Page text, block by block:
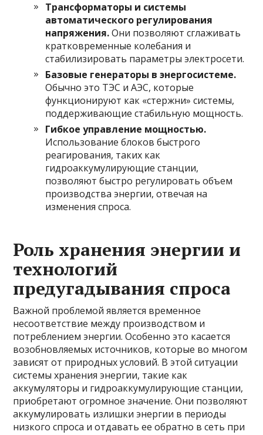
Трансформаторы и системы
автоматического регулирования
напряжения.Они позволяют сглаживать
кратковременные колебания и
стабилизировать параметры электросети.
Базовые генераторы в энергосистеме.
Обычно это ТЭС и АЭС, которые
функционируют как «стержни» системы,
поддерживающие стабильную мощность.
Гибкое управление мощностью.
Использование блоков быстрого
реагирования, таких как
гидроаккумулирующие станции,
позволяют быстро регулировать объем
производства энергии, отвечая на
изменения спроса.
Роль хранения энергии и
технологий
предугадывания спроса
Важной проблемой является временное
несоответствие между производством и
потреблением энергии. Особенно это касается
возобновляемых источников, которые во многом
зависят от природных условий. В этой ситуации
системы хранения энергии, такие как
аккумуляторы и гидроаккумулирующие станции,
приобретают огромное значение. Они позволяют
аккумулировать излишки энергии в периоды
низкого спроса и отдавать ее обратно в сеть при